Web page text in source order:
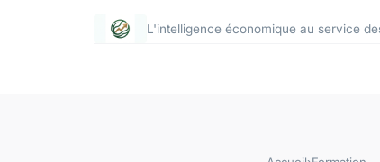
L'intelligence économique au service